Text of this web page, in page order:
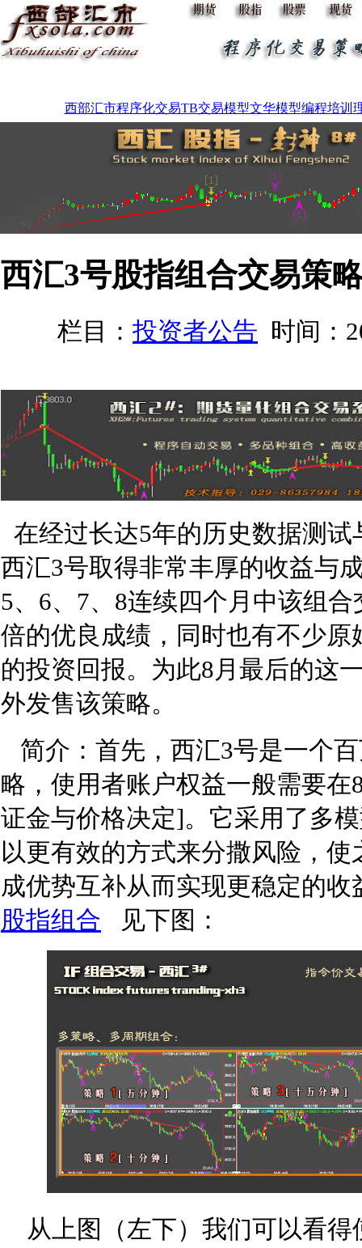
西部汇市程序化交易TB交易模型文华模型编程培训
西汇3号股指组合交易策
栏目： 投资者公告 时间：
在经过长达5年的历史数据测
西汇3号取得非常丰厚的收益与
5、6、7、8连续四个月中该组
倍的优良成绩，同时也有不少
的投资回报。为此8月最后的这
外发售该策略。
简介：首先，西汇3号是一个
略，使用者账户权益一般需要在
证金与价格决定]。它采用了多
以更有效的方式来分撒风险，
成优势互补从而实现更稳定的
股指组合 见下图：
从上图（左下）我们可以看得